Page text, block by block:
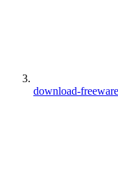
download-freeware